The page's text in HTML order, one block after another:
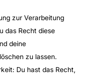
zur Verarbeitung
das Recht diese
deine
zu lassen.
Du hast das Recht,